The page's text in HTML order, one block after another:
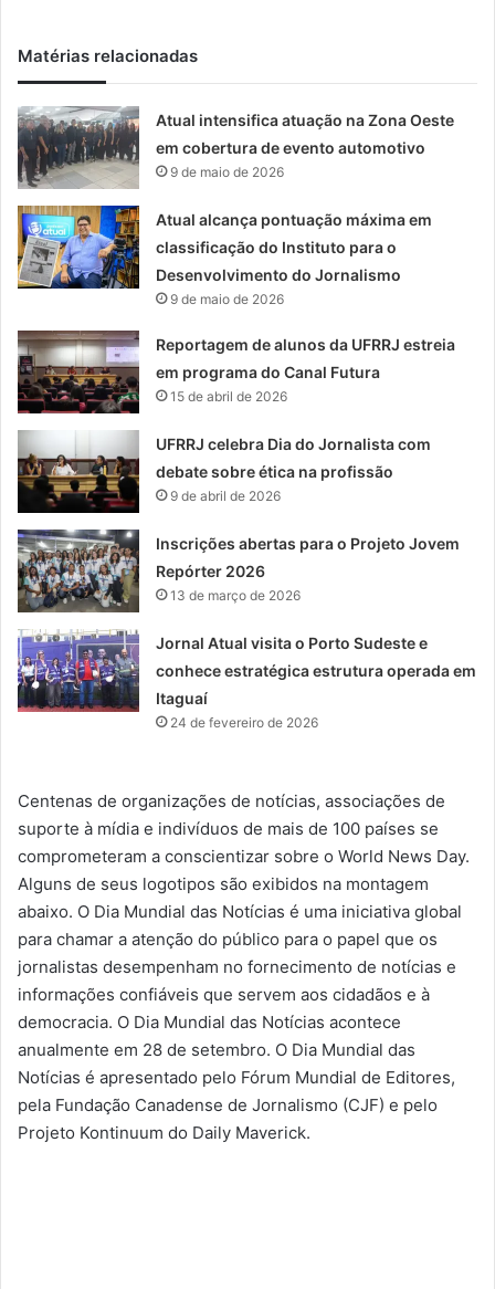
Matérias relacionadas
Atual intensifica atuação na Zona Oeste
em cobertura de evento automotivo
9 de maio de 2026
Atual alcança pontuação máxima em
classificação do Instituto para o
Desenvolvimento do Jornalismo
9 de maio de 2026
Reportagem de alunos da UFRRJ estreia
em programa do Canal Futura
15 de abril de 2026
UFRRJ celebra Dia do Jornalista com
debate sobre ética na profissão
9 de abril de 2026
Inscrições abertas para o Projeto Jovem
Repórter 2026
13 de março de 2026
Jornal Atual visita o Porto Sudeste e
conhece estratégica estrutura operada em
Itaguaí
24 de fevereiro de 2026
Centenas de organizações de notícias, associações de
suporte à mídia e indivíduos de mais de 100 países se
comprometeram a conscientizar sobre o World News Day.
Alguns de seus logotipos são exibidos na montagem
abaixo. O Dia Mundial das Notícias é uma iniciativa global
para chamar a atenção do público para o papel que os
jornalistas desempenham no fornecimento de notícias e
informações confiáveis que servem aos cidadãos e à
democracia. O Dia Mundial das Notícias acontece
anualmente em 28 de setembro. O Dia Mundial das
Notícias é apresentado pelo Fórum Mundial de Editores,
pela Fundação Canadense de Jornalismo (CJF) e pelo
Projeto Kontinuum do Daily Maverick.